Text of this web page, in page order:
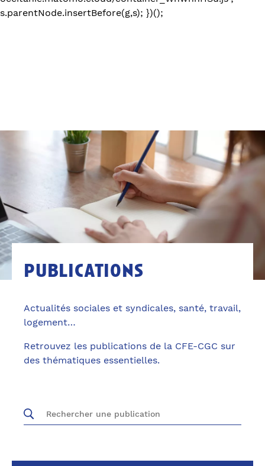
s.parentNode.insertBefore(g,s); })();
publications
Actualités sociales et syndicales, santé, travail,
logement…
Retrouvez les publications de la CFE-CGC sur
des thématiques essentielles.